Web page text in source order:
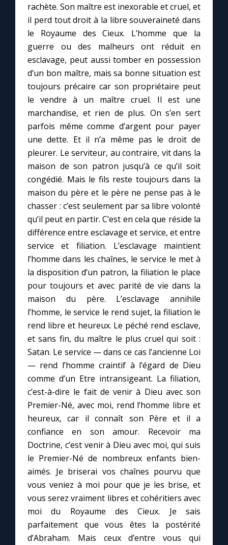
rachète. Son maître est inexorable et cruel, et
il perd tout droit à la libre souveraineté dans
le Royaume des Cieux. L’homme que la
guerre ou des malheurs ont réduit en
esclavage, peut aussi tomber en possession
d’un bon maître, mais sa bonne situation est
toujours précaire car son propriétaire peut
le vendre à un maître cruel. Il est une
marchandise, et rien de plus. On s’en sert
parfois même comme d’argent pour payer
une dette. Et il n’a même pas le droit de
pleurer. Le serviteur, au contraire, vit dans la
maison de son patron jusqu’à ce qu’il soit
congédié. Mais le fils reste toujours dans la
maison du père et le père ne pense pas à le
chasser : c’est seulement par sa libre volonté
qu’il peut en partir. C’est en cela que réside la
différence entre esclavage et service, et entre
service et filiation. L’esclavage maintient
l’homme dans les chaînes, le service le met à
la disposition d’un patron, la filiation le place
pour toujours et avec parité de vie dans la
maison du père. L’esclavage annihile
l’homme, le service le rend sujet, la filiation le
rend libre et heureux. Le péché rend esclave,
et sans fin, du maître le plus cruel qui soit :
Satan. Le service — dans ce cas l’ancienne Loi
— rend l’homme craintif à l’égard de Dieu
comme d’un Etre intransigeant. La filiation,
c’est-à-dire le fait de venir à Dieu avec son
Premier-Né, avec moi, rend l’homme libre et
heureux, car il connaît son Père et il a
confiance en son amour. Recevoir ma
Doctrine, c’est venir à Dieu avec moi, qui suis
le Premier-Né de nombreux enfants bien-
aimés. Je briserai vos chaînes pourvu que
vous veniez à moi pour que je les brise, et
vous serez vraiment libres et cohéritiers avec
moi du Royaume des Cieux. Je sais
parfaitement que vous êtes la postérité
d’Abraham. Mais ceux d’entre vous qui